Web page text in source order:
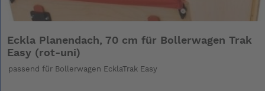
Eckla Planendach, 70 cm für Bollerwagen Trak
Easy (rot-uni)
passend für Bollerwagen EcklaTrak Easy